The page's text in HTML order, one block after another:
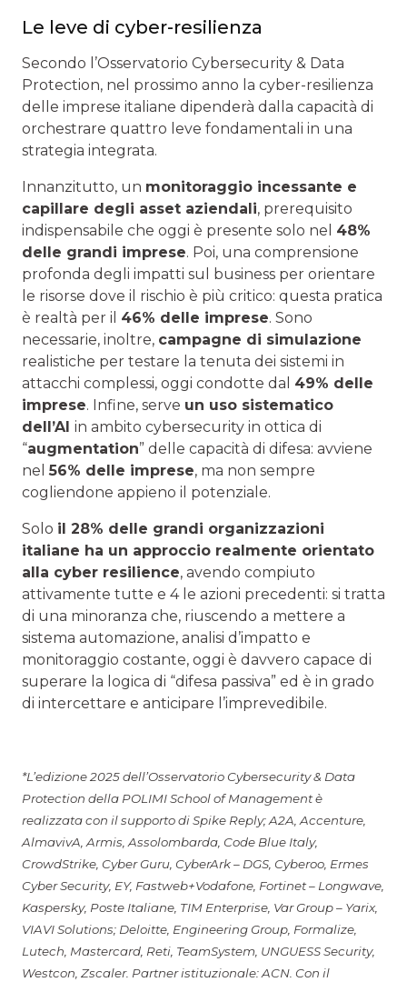
Le leve di cyber-resilienza
Secondo l’Osservatorio Cybersecurity & Data
Protection, nel prossimo anno la cyber-resilienza
delle imprese italiane dipenderà dalla capacità di
orchestrare quattro leve fondamentali in una
strategia integrata.
Innanzitutto, un monitoraggio incessante e
capillare degli asset aziendali, prerequisito
indispensabile che oggi è presente solo nel 48%
delle grandi imprese. Poi, una comprensione
profonda degli impatti sul business per orientare
le risorse dove il rischio è più critico: questa pratica
è realtà per il 46% delle imprese. Sono
necessarie, inoltre, campagne di simulazione
realistiche per testare la tenuta dei sistemi in
attacchi complessi, oggi condotte dal 49% delle
imprese. Infine, serve un uso sistematico
dell’AI in ambito cybersecurity in ottica di
“augmentation” delle capacità di difesa: avviene
nel 56% delle imprese, ma non sempre
cogliendone appieno il potenziale.
Solo il 28% delle grandi organizzazioni
italiane ha un approccio realmente orientato
alla cyber resilience, avendo compiuto
attivamente tutte e 4 le azioni precedenti: si tratta
di una minoranza che, riuscendo a mettere a
sistema automazione, analisi d’impatto e
monitoraggio costante, oggi è davvero capace di
superare la logica di “difesa passiva” ed è in grado
di intercettare e anticipare l’imprevedibile.
*L’edizione 2025 dell’Osservatorio Cybersecurity & Data
Protection della POLIMI School of Management è
realizzata con il supporto di Spike Reply; A2A, Accenture,
AlmavivA, Armis, Assolombarda, Code Blue Italy,
CrowdStrike, Cyber Guru, CyberArk – DGS, Cyberoo, Ermes
Cyber Security, EY, Fastweb+Vodafone, Fortinet – Longwave,
Kaspersky, Poste Italiane, TIM Enterprise, Var Group – Yarix,
VIAVI Solutions; Deloitte, Engineering Group, Formalize,
Lutech, Mastercard, Reti, TeamSystem, UNGUESS Security,
Westcon, Zscaler. Partner istituzionale: ACN. Con il